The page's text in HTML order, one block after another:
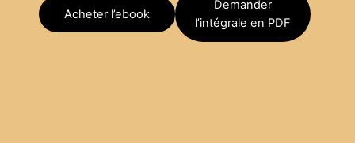
Acheter l’ebook
Demander
l’intégrale en PDF